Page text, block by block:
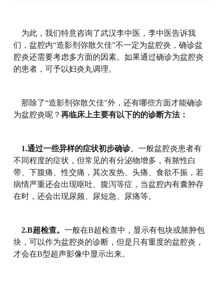
为此，我们特意咨询了武汉李中医，李中医告诉我
们，盆腔内“造影剂弥散欠佳”不一定为盆腔炎，确诊盆
腔炎还需要考虑多方面的因素。如果通过确诊为盆腔炎
的患者，可予以妇炎丸调理。
那除了“造影剂弥散欠佳”外，还有哪些方面才能确诊
为盆腔炎呢？ 再临床上主要有以下的的诊断方法：
1.通过一些异样的症状初步确诊。一般盆腔炎患者有
不同程度的症状，但常见的有分泌物增多，有脓性白
带、下腹痛、性交痛，其次发热、头痛、食欲不振，若
病情严重还会出现呕吐、腹泻等症，当盆腔内有囊肿存
在时，还会出现尿频、尿短急、尿痛等。
2.B超检查。 一般在B超检查中，显示有包块或脓肿包
块，可以作为盆腔炎的诊断，但是只有重度的盆腔炎，
才会在B型超声影像中显示出来。